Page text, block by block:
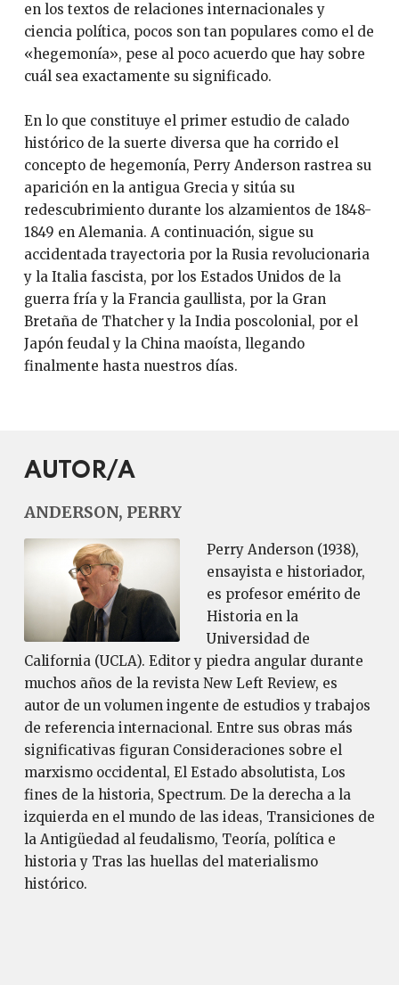
en los textos de relaciones internacionales y
ciencia política, pocos son tan populares como el de
«hegemonía», pese al poco acuerdo que hay sobre
cuál sea exactamente su significado.
En lo que constituye el primer estudio de calado
histórico de la suerte diversa que ha corrido el
concepto de hegemonía, Perry Anderson rastrea su
aparición en la antigua Grecia y sitúa su
redescubrimiento durante los alzamientos de 1848-
1849 en Alemania. A continuación, sigue su
accidentada trayectoria por la Rusia revolucionaria
y la Italia fascista, por los Estados Unidos de la
guerra fría y la Francia gaullista, por la Gran
Bretaña de Thatcher y la India poscolonial, por el
Japón feudal y la China maoísta, llegando
finalmente hasta nuestros días.
AUTOR/A
ANDERSON, PERRY
Perry Anderson (1938),
ensayista e historiador,
es profesor emérito de
Historia en la
Universidad de
California (UCLA). Editor y piedra angular durante
muchos años de la revista New Left Review, es
autor de un volumen ingente de estudios y trabajos
de referencia internacional. Entre sus obras más
significativas figuran Consideraciones sobre el
marxismo occidental, El Estado absolutista, Los
fines de la historia, Spectrum. De la derecha a la
izquierda en el mundo de las ideas, Transiciones de
la Antigüedad al feudalismo, Teoría, política e
historia y Tras las huellas del materialismo
histórico.